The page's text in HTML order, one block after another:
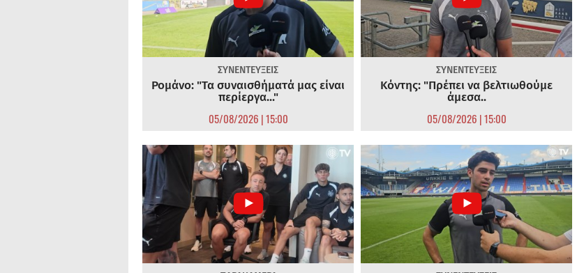
ΣΥΝΕΝΤΕΥΞΕΙΣ
Ρομάνο: "Τα συναισθήματά μας είναι
περίεργα..."
05/08/2026 | 15:00
ΣΥΝΕΝΤΕΥΞΕΙΣ
Κόντης: "Πρέπει να βελτιωθούμε
άμεσα..
05/08/2026 | 15:00